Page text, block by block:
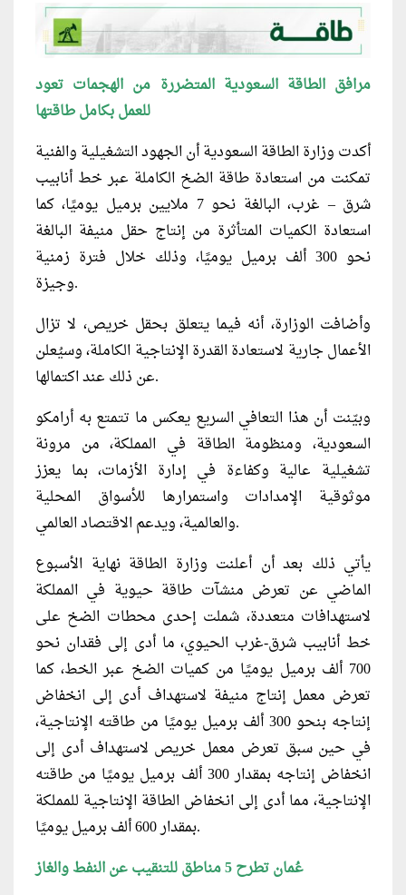
مرافق الطاقة السعودية المتضررة من الهجمات تعود
للعمل بكامل طاقتها
أكدت وزارة الطاقة السعودية أن الجهود التشغيلية والفنية
تمكنت من استعادة طاقة الضخ الكاملة عبر خط أنابيب
شرق – غرب، البالغة نحو 7 ملايين برميل يوميًا، كما
استعادة الكميات المتأثرة من إنتاج حقل منيفة البالغة
نحو 300 ألف برميل يوميًا، وذلك خلال فترة زمنية
وجيزة.
وأضافت الوزارة، أنه فيما يتعلق بحقل خريص، لا تزال
الأعمال جارية لاستعادة القدرة الإنتاجية الكاملة، وسيُعلن
عن ذلك عند اكتمالها.
وبيّنت أن هذا التعافي السريع يعكس ما تتمتع به أرامكو
السعودية، ومنظومة الطاقة في المملكة، من مرونة
تشغيلية عالية وكفاءة في إدارة الأزمات، بما يعزز
موثوقية الإمدادات واستمرارها للأسواق المحلية
والعالمية، ويدعم الاقتصاد العالمي.
يأتي ذلك بعد أن أعلنت وزارة الطاقة نهاية الأسبوع
الماضي عن تعرض منشآت طاقة حيوية في المملكة
لاستهدافات متعددة، شملت إحدى محطات الضخ على
خط أنابيب شرق-غرب الحيوي، ما أدى إلى فقدان نحو
700 ألف برميل يوميًا من كميات الضخ عبر الخط، كما
تعرض معمل إنتاج منيفة لاستهداف أدى إلى انخفاض
إنتاجه بنحو 300 ألف برميل يوميًا من طاقته الإنتاجية،
في حين سبق تعرض معمل خريص لاستهداف أدى إلى
انخفاض إنتاجه بمقدار 300 ألف برميل يوميًا من طاقته
الإنتاجية، مما أدى إلى انخفاض الطاقة الإنتاجية للمملكة
بمقدار 600 ألف برميل يوميًا.
عُمان تطرح 5 مناطق للتنقيب عن النفط والغاز